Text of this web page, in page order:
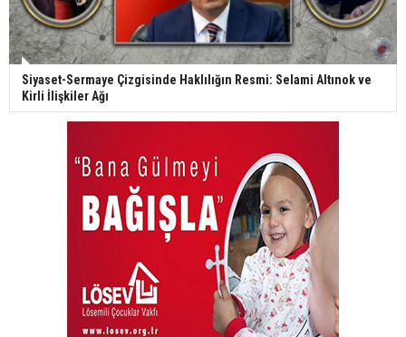
Siyaset-Sermaye Çizgisinde Haklılığın Resmi: Selami Altınok ve
Kirli İlişkiler Ağı